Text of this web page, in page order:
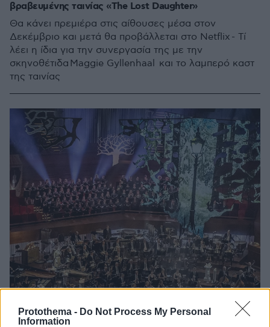
Protothema - Do Not Process My Personal
Information
βραβευμένης ταινίας «The Lost Daughter»
Θα κάνει πρεμιέρα στις αίθουσες μέσα στον
Δεκέμβριο και μετά θα προβάλλεται στο Netflix - Τί
λέει η ίδια για την συνεργασία της με την
σκηνοθέτιδα Maggie Gyllenhaal και το λαμπερό καστ
της ταινίας